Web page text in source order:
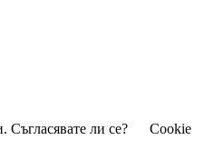
Съгласявате ли се?
Cookie